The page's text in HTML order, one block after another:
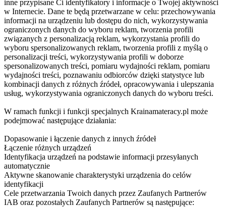
inne przypisane Ci identyfikatory i informacje o Twojej aktywności
w Internecie. Dane te będą przetwarzane w celu: przechowywania
informacji na urządzeniu lub dostępu do nich, wykorzystywania
ograniczonych danych do wyboru reklam, tworzenia profili
związanych z personalizacją reklam, wykorzystania profili do
wyboru spersonalizowanych reklam, tworzenia profili z myślą o
personalizacji treści, wykorzystywania profili w doborze
spersonalizowanych treści, pomiaru wydajności reklam, pomiaru
wydajności treści, poznawaniu odbiorców dzięki statystyce lub
kombinacji danych z różnych źródeł, opracowywania i ulepszania
usług, wykorzystywania ograniczonych danych do wyboru treści.
W ramach funkcji i funkcji specjalnych Krainamateracy.pl może
podejmować następujące działania:
Dopasowanie i łączenie danych z innych źródeł
Łączenie różnych urządzeń
Identyfikacja urządzeń na podstawie informacji przesyłanych
automatycznie
Aktywne skanowanie charakterystyki urządzenia do celów
identyfikacji
Cele przetwarzania Twoich danych przez Zaufanych Partnerów
IAB oraz pozostałych Zaufanych Partnerów są następujące: